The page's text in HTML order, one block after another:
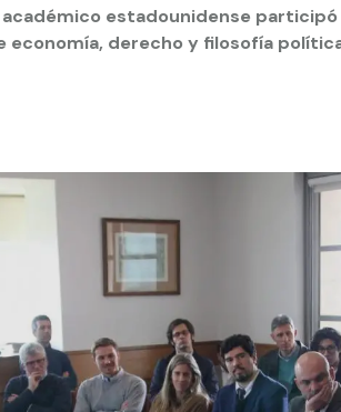
estadounidense
derecho y filosofía